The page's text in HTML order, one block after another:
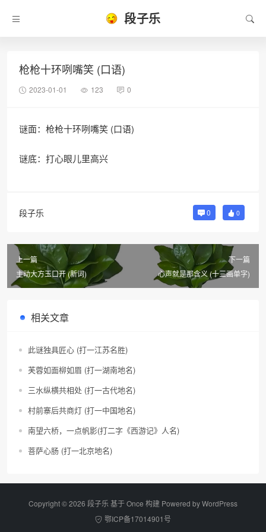
段子乐
枪枪十环咧嘴笑 (口语)
2023-01-01 123 0
谜面：枪枪十环咧嘴笑 (口语)
谜底：打心眼儿里高兴
段子乐 0 0
上一篇
主动大方玉口开 (新词)
下一篇
心声就是那含义 (十三画单字)
相关文章
此谜独具匠心 (打一江苏名胜)
芙蓉如面柳如眉 (打一湖南地名)
三水纵横共相处 (打一古代地名)
村前寨后共商灯 (打一中国地名)
南望六桥，一点帆影(打二字《西游记》人名)
菩萨心肠 (打一北京地名)
Copyright © 2026 段子乐 基于 Once 构建 Powered byWordPress
鄂ICP备17014901号